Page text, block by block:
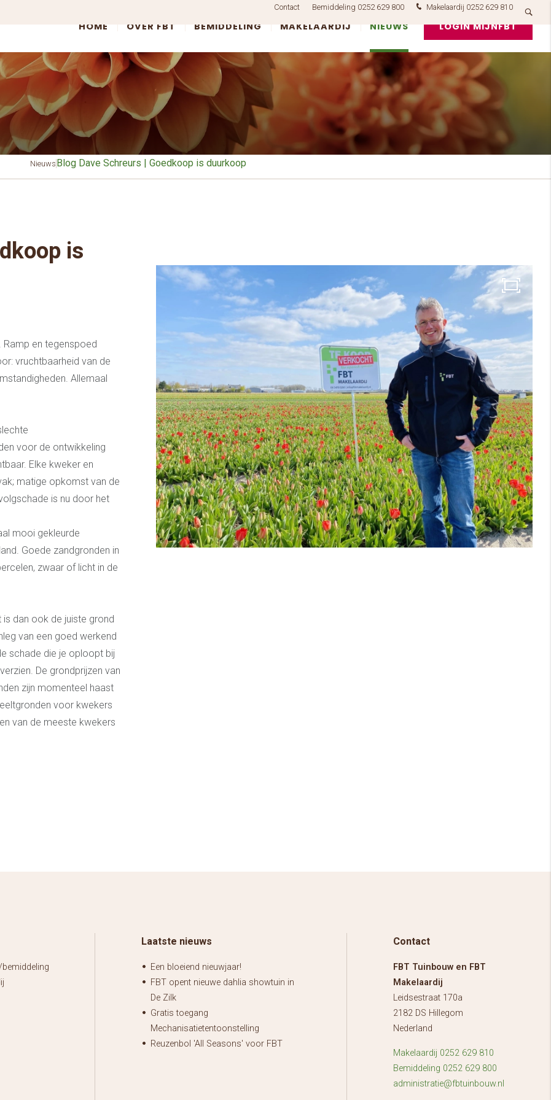
Makelaardij 0252 629 810
Contact Bemiddeling 0252 629 800
HOME OVER FBT BEMIDDELING MAKELAARDIJ NIEUWS LOGIN MIJNFBT
Nieuws Blog Dave Schreurs | Goedkoop is duurkoop
is
Ramp en tegenspoed
vruchtbaarheid van de
Allemaal
voor de ontwikkeling
Elke kweker en
matige opkomst van de
is nu door het
mooi gekleurde
Goede zandgronden in
zwaar of licht in de
dan ook de juiste grond
van een goed werkend
schade die je oploopt bij
De grondprijzen van
zijn momenteel haast
voor kwekers
van de meeste kwekers
Laatste nieuws
Een bloeiend nieuwjaar!
FBT opent nieuwe dahlia showtuin in
De Zilk
Gratis toegang
Mechanisatietentoonstelling
Reuzenbol 'All Seasons' voor FBT
Contact
FBT Tuinbouw en FBT
Makelaardij
Leidsestraat 170a
2182 DS Hillegom
Nederland
Makelaardij 0252 629 810
Bemiddeling 0252 629 800
administratie@fbtuinbouw.nl